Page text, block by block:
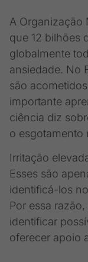
A Organização
que 12 bilhões
globalmente
ansiedade. No
são
importante
ciência diz
o esgotamento
Irritação
Esses são
identificá-los
Por essa
identificar
oferecer apoio